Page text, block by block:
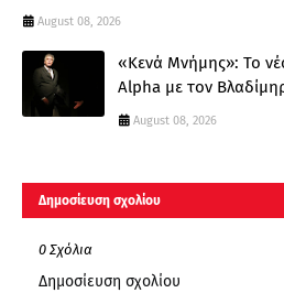
August 08, 2026
«Κενά Μνήμης»: Το
Alpha με τον
August 08, 2026
Δημοσίευση σχολίου
0 Σχόλια
Δημοσίευση σχολίου